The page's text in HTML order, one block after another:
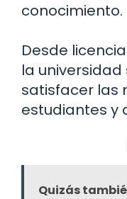
conocimiento.
Desde
la
satisfacer las
estudiantes y
Quizás